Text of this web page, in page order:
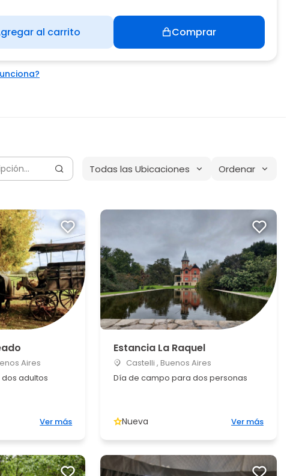
al carrito Comprar
Todas las Ubicaciones Ordenar
Aires
adultos
Ver más
Estancia La Raquel
Castelli , Buenos Aires
Día de campo para dos personas
Nueva Ver más